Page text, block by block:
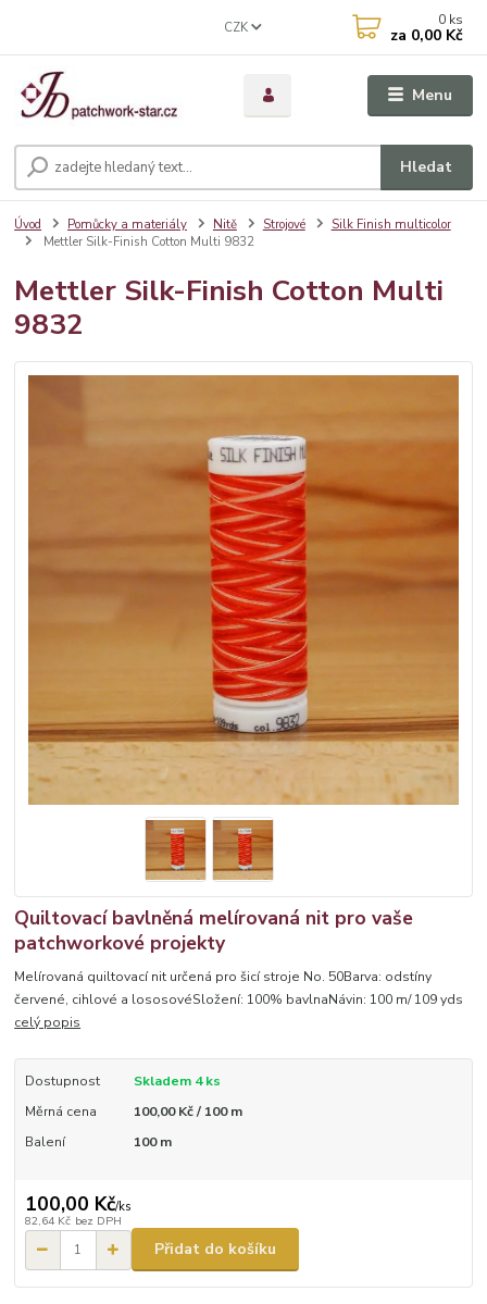
Menu
CZK
Hledat
0 ks
za 0,00 Kč
Úvod Pomůcky a materiály Nitě Strojové
Silk Finish multicolor
Mettler Silk-Finish Cotton Multi 9832
Mettler Silk-Finish Cotton Multi
9832
Quiltovací bavlněná melírovaná nit pro vaše
patchworkové projekty
Melírovaná quiltovací nit určená pro šicí stroje No. 50Barva: odstíny
červené, cihlové a lososovéSložení: 100% bavlnaNávin: 100 m/ 109 yds
celý popis
Dostupnost
Skladem 4 ks
Měrná cena
100,00 Kč / 100 m
Balení
100 m
100,00 Kč/ks
82,64 Kč bez DPH
Přidat do košíku